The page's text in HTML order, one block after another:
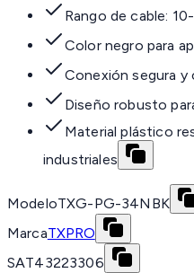
Rango de cable:
Color negro para
Conexión segura
Diseño robusto
Material plástico
industriales
ModeloTXG-PG-34NBK
MarcaTXPRO
SAT43223306